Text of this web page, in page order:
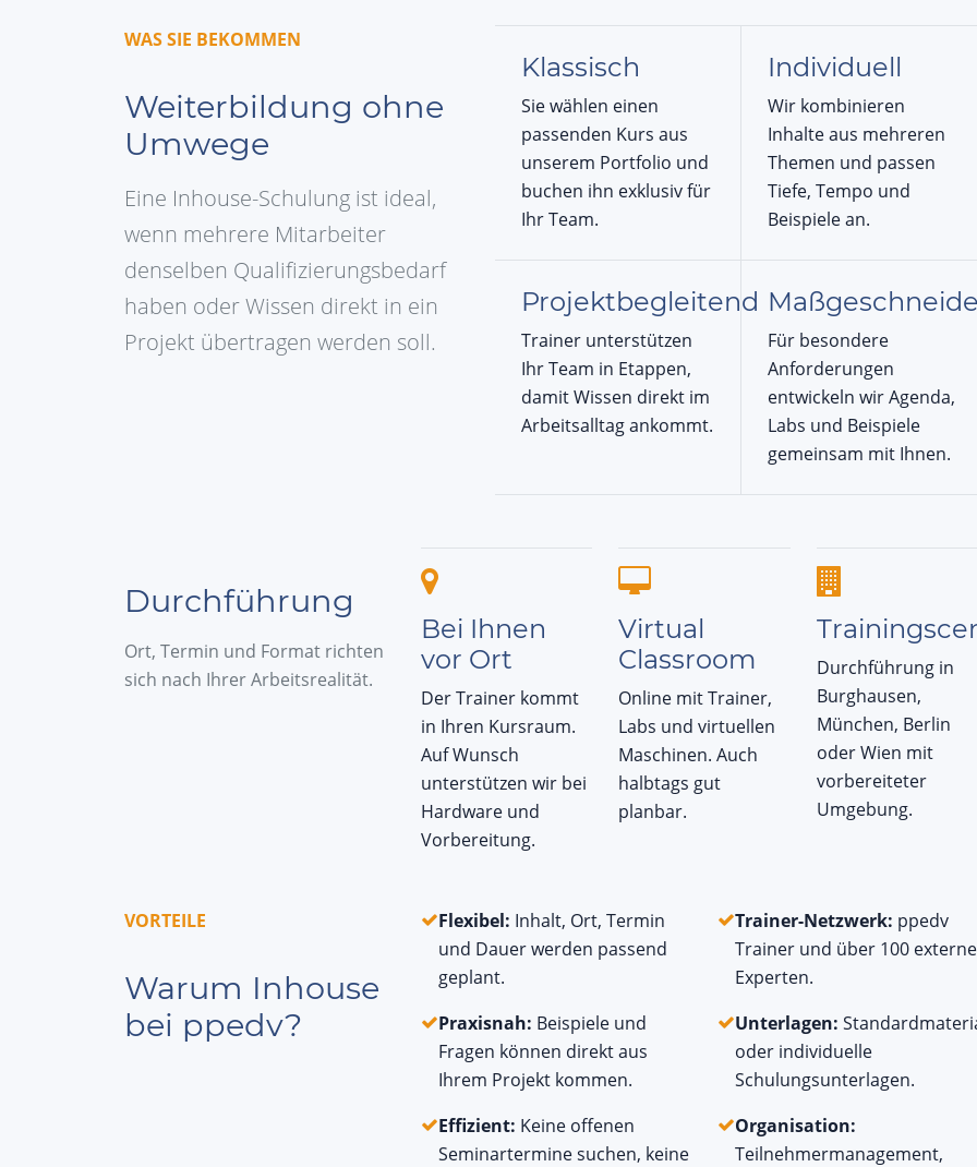
WAS SIE BEKOMMEN
Weiterbildung ohne
Umwege
Eine Inhouse-Schulung ist ideal,
wenn mehrere Mitarbeiter
denselben Qualifizierungsbedarf
haben oder Wissen direkt in ein
Projekt übertragen werden soll.
Klassisch
Sie wählen einen
passenden Kurs aus
unserem Portfolio und
buchen ihn exklusiv für
Ihr Team.
Individuell
Wir kombinieren
Inhalte aus mehreren
Themen und passen
Tiefe, Tempo und
Beispiele an.
Projektbegleitend
Trainer unterstützen
Ihr Team in Etappen,
damit Wissen direkt im
Arbeitsalltag ankommt.
Für besondere
Anforderungen
entwickeln wir Agenda,
Labs und Beispiele
gemeinsam mit Ihnen.
Durchführung
Ort, Termin und Format richten
sich nach Ihrer Arbeitsrealität.
Bei Ihnen
vor Ort
Der Trainer kommt
in Ihren Kursraum.
Auf Wunsch
unterstützen wir bei
Hardware und
Vorbereitung.
Virtual
Classroom
Online mit Trainer,
Labs und virtuellen
Maschinen. Auch
halbtags gut
planbar.
Durchführung in
Burghausen,
München, Berlin
oder Wien mit
vorbereiteter
Umgebung.
VORTEILE
Warum Inhouse
bei ppedv?
Flexibel: Inhalt, Ort, Termin
und Dauer werden passend
geplant.
Praxisnah: Beispiele und
Fragen können direkt aus
Ihrem Projekt kommen.
Effizient: Keine offenen
Seminartermine suchen, keine
Trainer-Netzwerk: ppedv
Trainer und über 100 externe
Experten.
Unterlagen:
oder individuelle
Schulungsunterlagen.
Organisation:
Teilnehmermanagement,